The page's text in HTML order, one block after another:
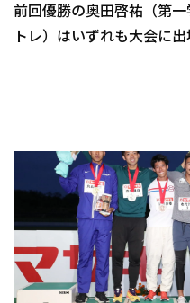
前回優勝の奥田啓祐（第
トレ）はいずれも大会に出